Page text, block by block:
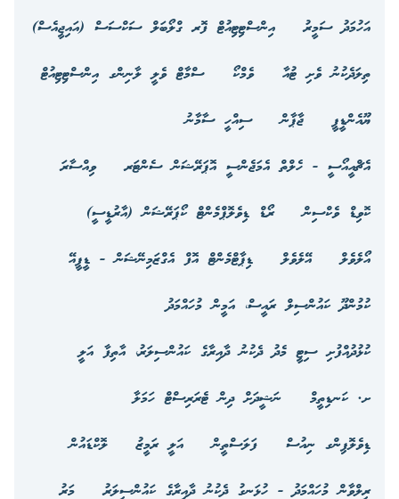
އަހުމަދު ސަމީރު
އިންސްޓިޓިއުޓް ފޮރ ގްލޯބަލް ސަކްސަސް (އައިޖީއެސް)
ތިލަދެކުނު ވެށި ޓުއާ
ވެމްކޯ
ސްމާޓް ވެލީ ލާނިންގ އިންސްޓިޓިއުޓް
ޔޫއެންޑީޕީ
ޖާޕާން
ސިއްހީ ސާމާނު
އެޗްއީއޯސީ - ހެލްތް އެމަޖެންސީ އޮޕަރޭޝަން ސެންޓަރ
ވިއްސާރަ
ކޮވިޑް ވެކްސިން
ރޯޑް ޑިވެލޮޕްމެންޓް ކޯޕަރޭޝަން (އާރުޑީސީ)
އޯލެވެލް
އޭލެވެލް
ޑިޕާޓްމެންޓް އޮފް އެގްޒަމިނޭޝަން - ޑީޕީއޭ
ކުމުންދޫ ކައުންސިލް ރައީސް، އަމީން މުހައްމަދު
ކުޅުދުއްފުށި ސިޓީ މެދު ދެކުނު ދާއިރާގެ ކައުންސިލަރު، އާތިފާ އަލީ
ށ. ކަނޑިތީމް
ނަޝީދަށް ދިން ޓެރަރިސްޓް ހަމަލާ
ޑިވެލޮޕިންގ ނިއުސް
ފަލަސްތީން އަލީ ރަމީޒު
ލޮކްޑައުން
ރިލްވާން މުހައްމަދު - ހުޅަނގު ދެކުނު ދާއިރާގެ ކައުންސިލަރު
މަރު